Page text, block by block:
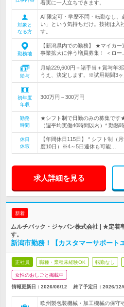
着実に一人立ちできます。
対象と
なる方
AT限定可・学歴不問・転勤なし
い」という気持ちだけ。技術は入
す。
勤務地
【新潟県内での勤務】 ★マイカ
事業拡大に伴う増員募集！ ＜ロー…
給与
月給229,600円＋諸手当＋賞与年
うえ、決定します。※試用期間3
初年度
年収
300万円～300万円
勤務
時間
★シフト制で日勤のみの募集です
（週平均実働40時間以内）* 勤務
休日
休暇
【年間休日115日】 * シフト制（
度10日）※4～5日連休も可能…
求人詳細を見る
新着
ムルチバック・ジャパン株式会社 | ★定着
す。
新潟市勤務！【カスタマーサポート
正社員 職種・業種未経験OK 転勤なし
女性のおしごと掲載中
情報更新日：2026/06/12 終了予定日： 2026/12/
欧州製包装機械・加工機械の保守